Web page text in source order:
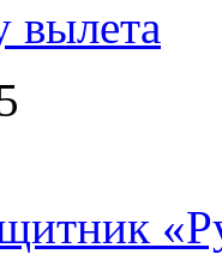
вылета